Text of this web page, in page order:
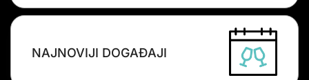
NAJNOVIJI DOGAĐAJI